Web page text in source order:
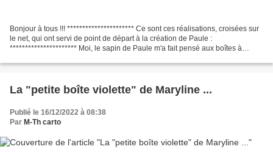
Bonjour à tous !!! ********************** Ce sont ces réalisations, croisées sur
le net, qui ont servi de point de départ à la création de Paule :
********************** Moi, le sapin de Paule m'a fait pensé aux boîtes à
La "petite boîte violette" de Maryline ...
Publié le 16/12/2022 à 08:38
Par M-Th carto